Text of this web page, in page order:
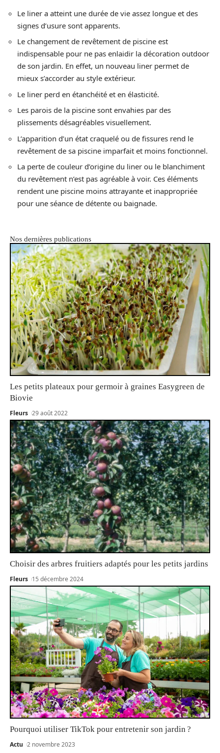
Le liner a atteint une durée de vie assez longue et des
signes d’usure sont apparents.
Le changement de revêtement de piscine est
indispensable pour ne pas enlaidir la décoration outdoor
de son jardin. En effet, un nouveau liner permet de
mieux s’accorder au style extérieur.
Le liner perd en étanchéité et en élasticité.
Les parois de la piscine sont envahies par des
plissements désagréables visuellement.
L’apparition d’un état craquelé ou de fissures rend le
revêtement de sa piscine imparfait et moins fonctionnel.
La perte de couleur d’origine du liner ou le blanchiment
du revêtement n’est pas agréable à voir. Ces éléments
rendent une piscine moins attrayante et inappropriée
pour une séance de détente ou baignade.
Nos dernières publications
Les petits plateaux pour germoir à graines Easygreen de
Biovie
Fleurs 29 août 2022
Choisir des arbres fruitiers adaptés pour les petits jardins
Fleurs 15 décembre 2024
Pourquoi utiliser TikTok pour entretenir son jardin ?
Actu 2 novembre 2023